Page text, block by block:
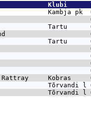
Kambja pk
Tartu
Tartu
Rattray     Kobras
Tõrvandi l
Tõrvandi l